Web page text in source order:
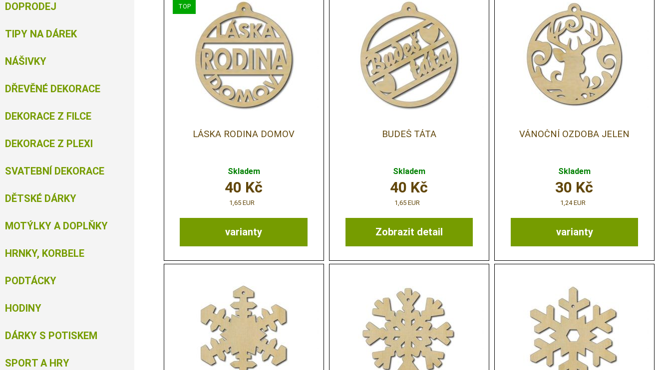
LÁSKA RODINA DOMOV
Skladem
varianty
40 Kč
1,65 EUR
BUDEŠ TÁTA
Skladem
Zobrazit detail
40 Kč
1,65 EUR
VÁNOČNÍ OZDOBA JELEN
Skladem
varianty
30 Kč
1,24 EUR
DOPRODEJ
TIPY NA DÁREK
NÁŠIVKY
DŘEVĚNÉ DEKORACE
DEKORACE Z FILCE
DEKORACE Z PLEXI
SVATEBNÍ DEKORACE
DĚTSKÉ DÁRKY
MOTÝLKY A DOPLŇKY
HRNKY, KORBELE
PODTÁCKY
HODINY
DÁRKY S POTISKEM
SPORT A HRY